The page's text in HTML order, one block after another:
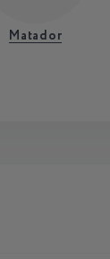
Matador